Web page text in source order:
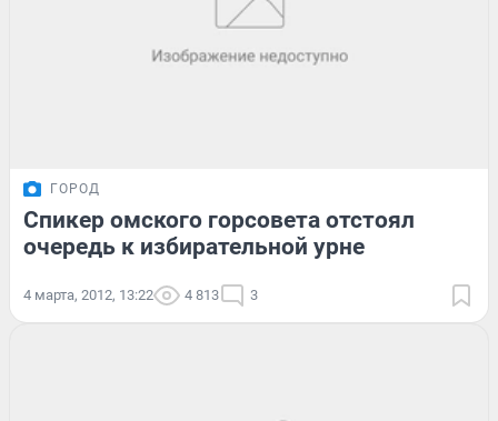
ГОРОД
Спикер омского горсовета отстоял
очередь к избирательной урне
4 марта, 2012, 13:22 4 813 3